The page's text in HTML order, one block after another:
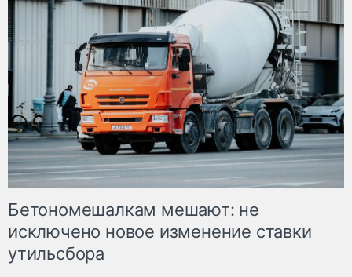
Бетономешалкам мешают: не
исключено новое изменение ставки
утильсбора